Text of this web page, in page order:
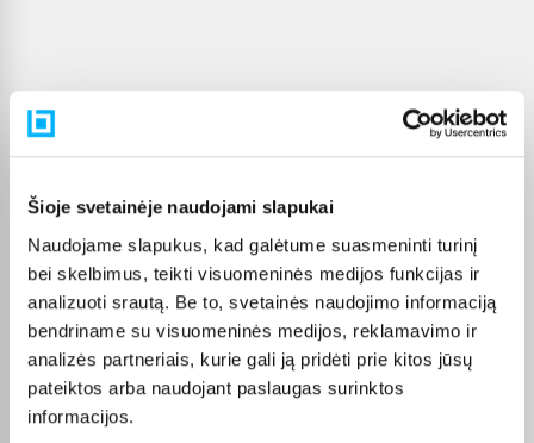
Šioje svetainėje naudojami slapukai
Naudojame slapukus, kad galėtume suasmeninti turinį
bei skelbimus, teikti visuomeninės medijos funkcijas ir
analizuoti srautą. Be to, svetainės naudojimo informaciją
bendriname su visuomeninės medijos, reklamavimo ir
analizės partneriais, kurie gali ją pridėti prie kitos jūsų
pateiktos arba naudojant paslaugas surinktos
informacijos.
Pirkėjų atsiliepimai apie prekes
Patvirtintas pirkėjas
Vidkas Liuks!
Marytė T.
Patvirtintas pirkėjas
Odai labai malonus kremas